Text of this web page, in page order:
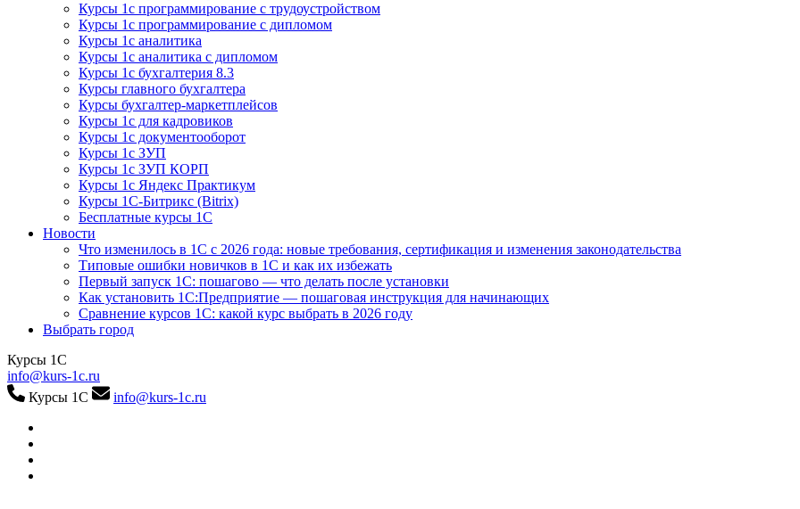
Курсы 1с программирование с трудоустройством
Курсы 1с программирование с дипломом
Курсы 1с аналитика
Курсы 1с аналитика с дипломом
Курсы 1с бухгалтерия 8.3
Курсы главного бухгалтера
Курсы бухгалтер-маркетплейсов
Курсы 1с для кадровиков
Курсы 1с документооборот
Курсы 1с ЗУП
Курсы 1с ЗУП КОРП
Курсы 1с Яндекс Практикум
Курсы 1С-Битрикс (Bitrix)
Бесплатные курсы 1С
Новости
Что изменилось в 1С с 2026 года: новые требования, сертификация и изменения законодательства
Типовые ошибки новичков в 1С и как их избежать
Первый запуск 1С: пошагово — что делать после установки
Как установить 1С:Предприятие — пошаговая инструкция для начинающих
Сравнение курсов 1С: какой курс выбрать в 2026 году
Выбрать город
Курсы 1С
info@kurs-1c.ru
Курсы 1С
info@kurs-1c.ru